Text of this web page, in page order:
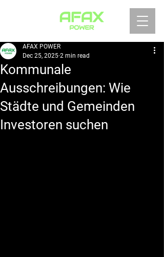
Kommunale
Ausschreibungen: Wie
Städte und Gemeinden
Investoren suchen
AFAX POWER
Dec 25, 2025 2 min read